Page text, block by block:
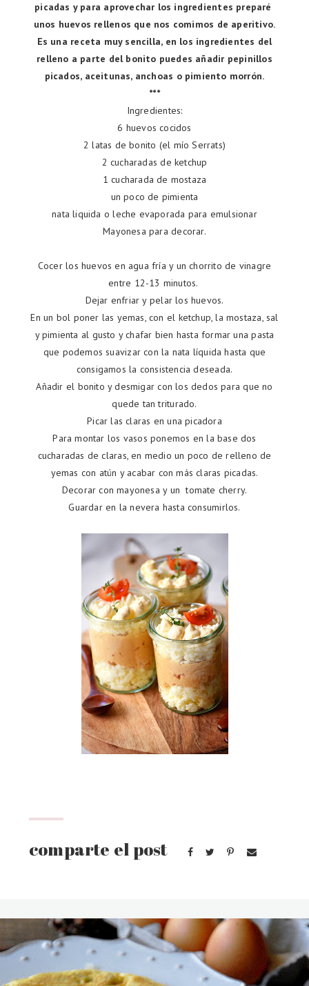
picadas y para aprovechar los ingredientes preparé
unos huevos rellenos que nos comimos de aperitivo.
Es una receta muy sencilla, en los ingredientes del
relleno a parte del bonito puedes añadir pepinillos
picados, aceitunas, anchoas o pimiento morrón.
***
Ingredientes:
6 huevos cocidos
2 latas de bonito (el mío Serrats)
2 cucharadas de ketchup
1 cucharada de mostaza
un poco de pimienta
nata liquida o leche evaporada para emulsionar
Mayonesa para decorar.
Cocer los huevos en agua fría y un chorrito de vinagre
entre 12-13 minutos.
Dejar enfriar y pelar los huevos.
En un bol poner las yemas, con el ketchup, la mostaza, sal
y pimienta al gusto y chafar bien hasta formar una pasta
que podemos suavizar con la nata líquida hasta que
consigamos la consistencia deseada.
Añadir el bonito y desmigar con los dedos para que no
quede tan triturado.
Picar las claras en una picadora
Para montar los vasos ponemos en la base dos
cucharadas de claras, en medio un poco de relleno de
yemas con atún y acabar con más claras picadas.
Decorar con mayonesa y un tomate cherry.
Guardar en la nevera hasta consumirlos.